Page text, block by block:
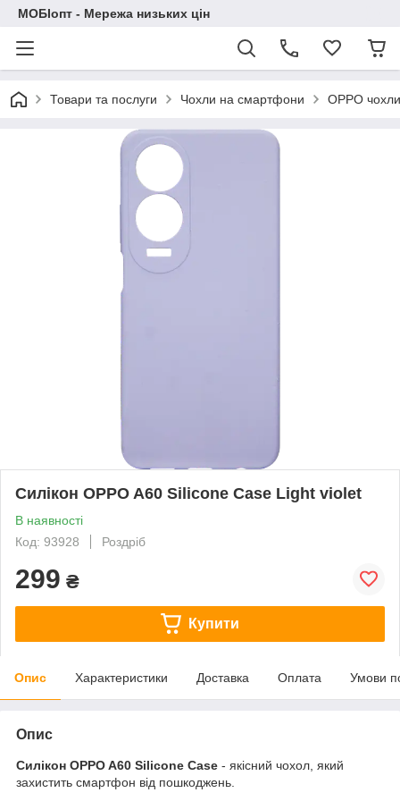
МОБІопт - Мережа низьких цін
Товари та послуги Чохли на смартфони OPPO чохли
Силікон OPPO A60 Silicone Case Light violet
В наявності
Код: 93928
Роздріб
299 ₴
Купити
Опис Характеристики Доставка Оплата Умови
Опис
Силікон OPPO A60 Silicone Case - якісний чохол, який
захистить смартфон від пошкоджень.